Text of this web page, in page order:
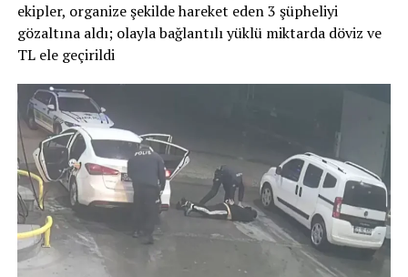
ekipler, organize şekilde hareket eden 3 şüpheliyi
gözaltına aldı; olayla bağlantılı yüklü miktarda döviz ve
TL ele geçirildi